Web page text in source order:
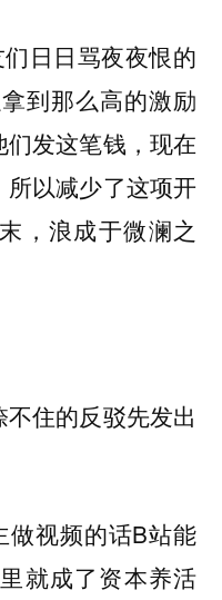
日日骂夜夜恨的
到那么高的激励
发这笔钱，现在
以减少了这项开
，浪成于微澜之
住的反驳先发出
做视频的话B站能
就成了资本养活